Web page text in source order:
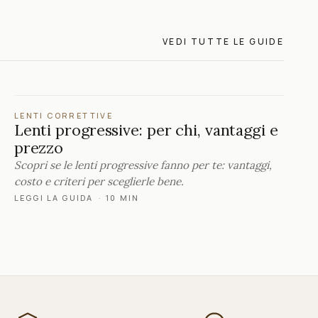
VEDI TUTTE LE GUIDE
LENTI CORRETTIVE
Lenti progressive: per chi, vantaggi e
prezzo
Scopri se le lenti progressive fanno per te: vantaggi,
costo e criteri per sceglierle bene.
LEGGI LA GUIDA · 10 MIN